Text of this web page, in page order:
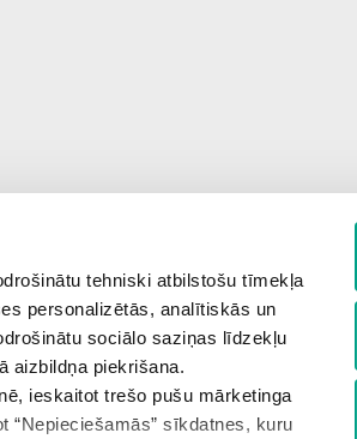
tehniski atbilstošu tīmekļa
personalizētās, analītiskās un
sociālo saziņas līdzekļu
aizbildņa piekrišana.
ieskaitot trešo pušu mārketinga
sīkdatnes, kuru